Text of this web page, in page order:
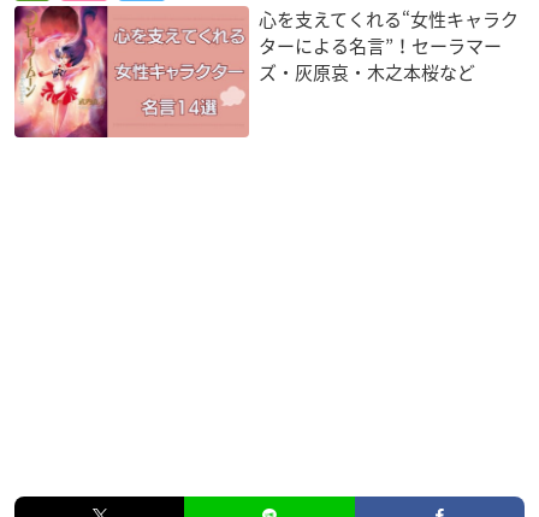
心を支えてくれる“女性キャラク
ターによる名言”！セーラマー
ズ・灰原哀・木之本桜など